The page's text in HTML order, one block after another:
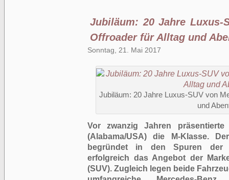
Jubiläum: 20 Jahre Luxus-
Offroader für Alltag und
Sonntag, 21. Mai 2017
Jubiläum: 20 Jahre Luxus-SUV von
und
Vor zwanzig Jahren präsentierte
(Alabama/USA) die M-Klasse.
begründet in den Spuren der
erfolgreich das Angebot der
(SUV). Zugleich legen beide